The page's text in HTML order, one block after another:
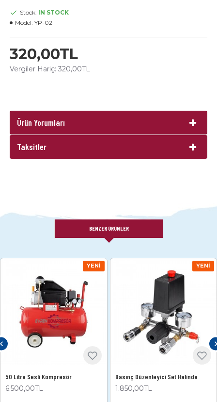
320,00TL
Vergiler Hariç: 320,00TL
Stock: IN STOCK
Model: YP-02
Ürün Yorumları
Taksitler
BENZER ÜRÜNLER
YENI
50 Litre Sesli Kompresör
6.500,00TL
YENI
Basınç Düzenleyici Set Halinde
1.850,00TL